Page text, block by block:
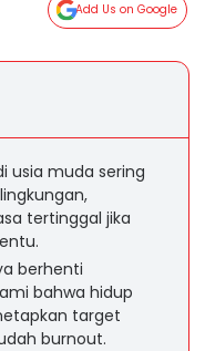
Add Us on Google
usia muda sering
tertinggal jika
berhenti
bahwa hidup
target
burnout.